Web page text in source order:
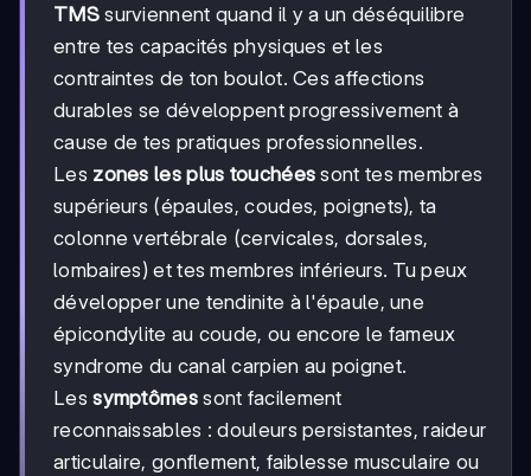
TMSsurviennent quand il y a un déséquilibre
entre tes capacités physiques et les
contraintes de ton boulot. Ces affections
durables se développent progressivement à
cause de tes pratiques professionnelles.
Les zones les plus touchées sont tes membres
supérieurs (épaules, coudes, poignets), ta
colonne vertébrale (cervicales, dorsales,
lombaires) et tes membres inférieurs. Tu peux
développer une tendinite à l'épaule, une
épicondylite au coude, ou encore le fameux
syndrome du canal carpien au poignet.
Lessymptômessont facilement
reconnaissables : douleurs persistantes, raideur
articulaire, gonflement, faiblesse musculaire ou